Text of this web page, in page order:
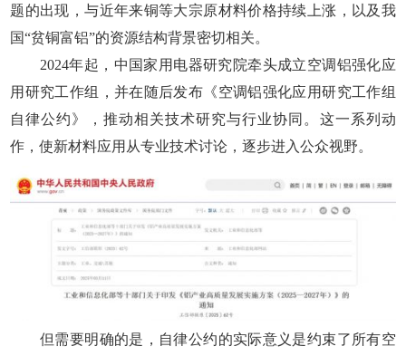
题的出现，与近年来铜等大宗原材料价格持续上涨，以及我
国“贫铜富铝”的资源结构背景密切相关。
2024年起，中国家用电器研究院牵头成立空调铝强化应
用研究工作组，并在随后发布《空调铝强化应用研究工作组
自律公约》，推动相关技术研究与行业协同。这一系列动
作，使新材料应用从专业技术讨论，逐步进入公众视野。
但需要明确的是，自律公约的实际意义是约束了所有空